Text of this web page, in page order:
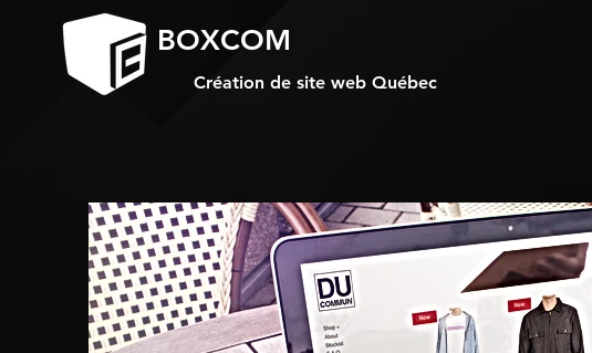
BOXCOM
Création de site web Québec